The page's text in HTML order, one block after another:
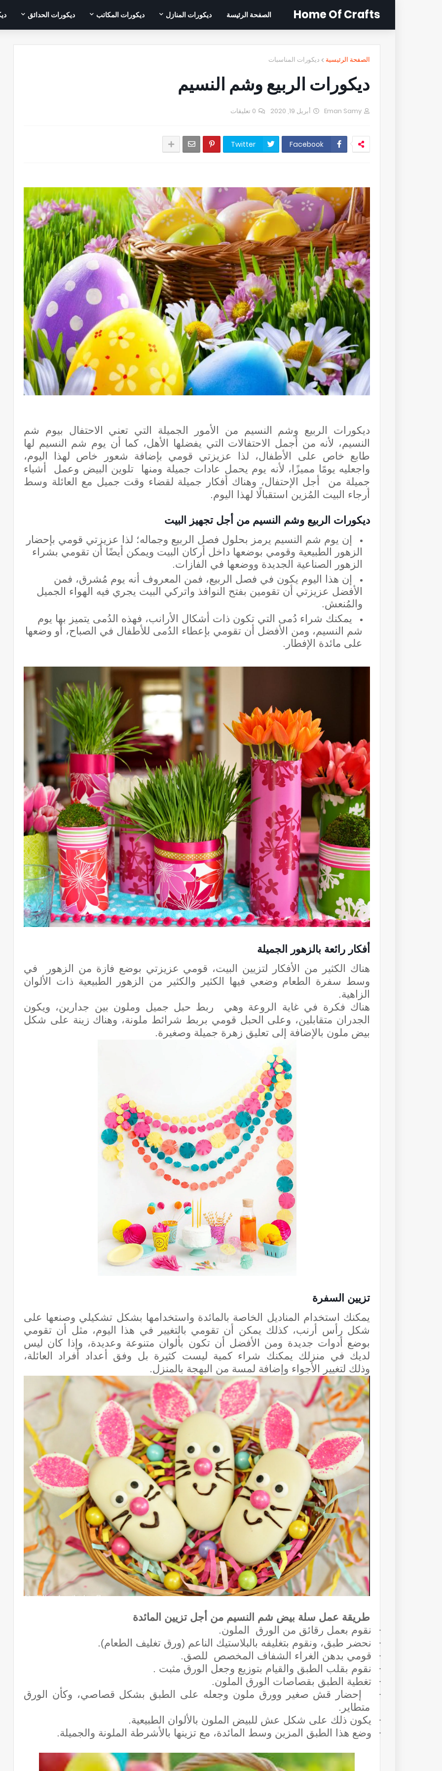
Home Of Crafts الصفحة الرئيسة ديكورات المنازل ديكورات المكاتب ديكورات الحدائق
الصفحة الرئيسية ديكورات المناسبات
ديكورات الربيع وشم النسيم
Eman Samy أبريل 19, 2020 0 تعليقات
Facebook
Twitter
ديكورات الربيع وشم النسيم من الأمور الجميلة التي تعني الاحتفال بيوم شم
النسيم، لأنه من أجمل الاحتفالات التي يفضلها الأهل، كما أن يوم شم النسيم لها
طابع خاص على الأطفال، لذا عزيزتي قومي بإضافة شعور خاص لهذا اليوم،
واجعليه يومًا مميزًا، لأنه يوم يحمل عادات جميلة ومنها تلوين البيض وعمل
أشياء
جميلة من
أجل الإحتفال، وهناك أفكار جميلة لقضاء وقت جميل مع العائلة وسط
أرجاء البيت المُزين استقبالًا لهذا اليوم.
ديكورات الربيع وشم النسيم من أجل تجهيز البيت
إن يوم شم النسيم يرمز بحلول فصل الربيع وجماله؛ لذا عزيزتي قومي بإحضار
الزهور الطبيعية وقومي بوضعها داخل أركان البيت ويمكن أيضًا أن تقومي بشراء
الزهور الصناعية الجديدة ووضعها في الفازات.
إن هذا اليوم يكون في فصل الربيع، فمن المعروف أنه يوم مُشرق، فمن
الأفضل عزيزتي أن تقومين بفتح النوافذ واتركي البيت يجري فيه الهواء الجميل
والمُنعش.
يمكنك شراء دُمى التي تكون ذات أشكال الأرانب، فهذه الدُمى يتميز بها يوم
شم النسيم، ومن الأفضل أن تقومي بإعطاء الدُمى للأطفال في الصباح، أو وضعها
على مائدة الإفطار.
أفكار رائعة بالزهور الجميلة
هناك الكثير من الأفكار لتزيين البيت، قومي عزيزتي بوضع فازة من الزهور في
وسط سفرة الطعام وضعي فيها الكثير والكثير من الزهور الطبيعية ذات الألوان
الزاهية.
هناك فكرة في غاية الروعة وهي ربط حبل جميل وملون بين جدارين، ويكون
الجدران متقابلين، وعلى الحبل قومي بربط شرائط ملونة، وهناك زينة على شكل
بيض ملون بالإضافة إلى تعليق زهرة جميلة وصغيرة.
تزيين السفرة
يمكنك استخدام المناديل الخاصة بالمائدة واستخدامها بشكل تشكيلي وصنعها على
شكل رأس أرنب، كذلك يمكن أن تقومي بالتغيير في هذا اليوم، مثل أن تقومي
بوضع أدوات جديدة ومن الأفضل أن تكون بألوان متنوعة وعديدة، وإذا كان ليس
لديك في منزلك يمكنك شراء كمية ليست كثيرة بل وفق أعداد أفراد العائلة،
وذلك لتغيير الأجواء وإضافة لمسة من البهجة بالمنزل.
طريقة عمل سلة بيض شم النسيم من أجل تزيين المائدة
·
نقوم بعمل رقائق من الورق الملون.
·
نحضر طبق، ونقوم بتغليفه بالبلاستيك الناعم (ورق تغليف الطعام).
·
قومي بدهن الغراء الشفاف المخصص للصق.
·
نقوم بقلب الطبق والقيام بتوزيع وجعل الورق مثبت .
·
تغطية الطبق بقصاصات الورق الملون.
·
إحضار قش صغير وورق ملون وجعله على الطبق بشكل قصاصي، وكأن الورق
متطاير.
·
يكون ذلك على شكل عش للبيض الملون بالألوان الطبيعية.
·
وضع هذا الطبق المزين وسط المائدة، مع تزينها بالأشرطة الملونة والجميلة.